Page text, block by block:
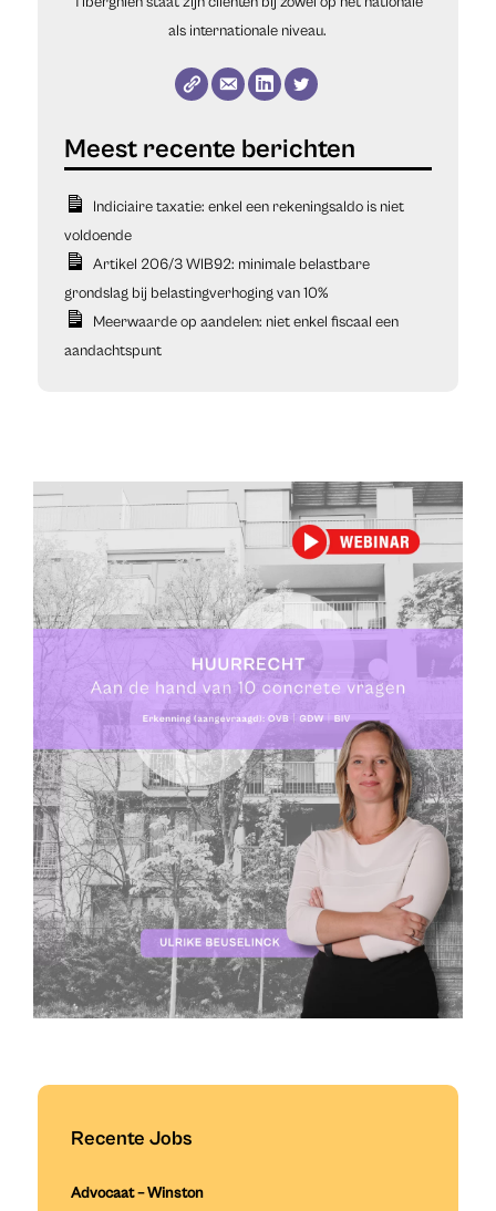
als internationale niveau.
Indiciaire taxatie: enkel een rekeningsaldo is niet
voldoende
Artikel 206/3 WIB92: minimale belastbare
grondslag bij belastingverhoging van 10%
Meerwaarde op aandelen: niet enkel fiscaal een
aandachtspunt
Recente Jobs
Advocaat – Winston